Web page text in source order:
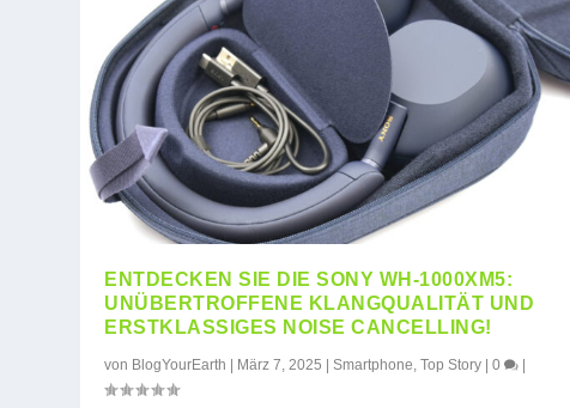
ENTDECKEN SIE DIE SONY WH-1000XM5:
UNÜBERTROFFENE KLANGQUALITÄT UND
ERSTKLASSIGES NOISE CANCELLING!
von BlogYourEarth März 7, 2025 |Smartphone,Top Story |0